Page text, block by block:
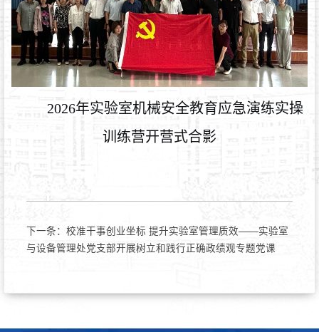
2026年实验室机械安全教育应急演练实操
训练营开营式合影
下一条： 校准干事创业坐标 提升实验室管理质效——实验室
与设备管理处党支部开展树立和践行正确政绩观专题党课